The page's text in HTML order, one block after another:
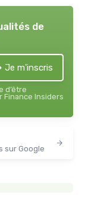
de
Je m'inscris
d’être
Finance Insiders
sur Google